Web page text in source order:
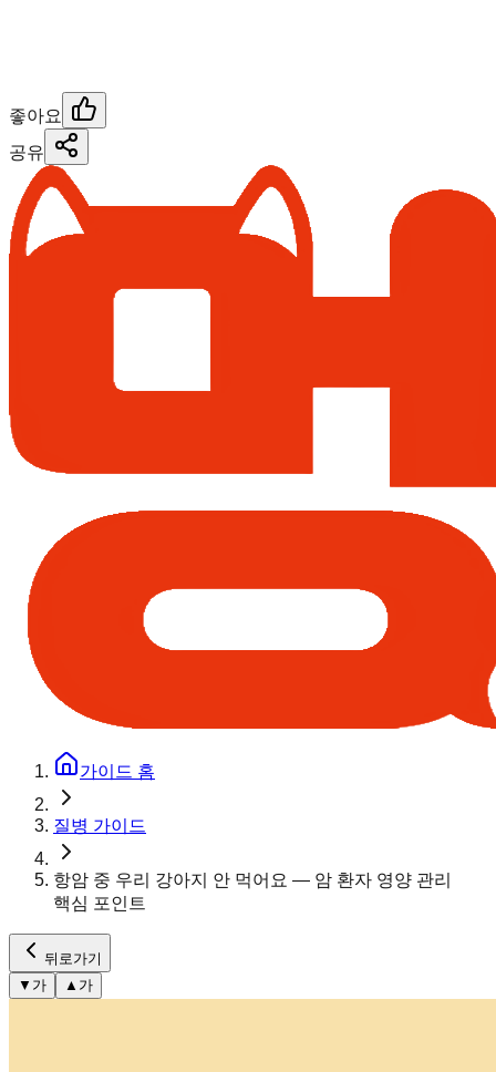
좋아요
공유
가이드 홈
질병 가이드
항암 중 우리 강아지 안 먹어요 — 암 환자 영양 관리
핵심 포인트
뒤로가기
▼ 가 ▲ 가